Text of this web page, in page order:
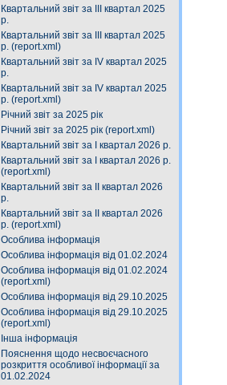
Квартальний звіт за ІIІ квартал 2025
р.
Квартальний звіт за ІІІ квартал 2025
р. (report.xml)
Квартальний звіт за ІV квартал 2025
р.
Квартальний звіт за ІV квартал 2025
р. (report.xml)
Річний звіт за 2025 рік
Річний звіт за 2025 рік (report.xml)
Квартальний звіт за І квартал 2026 р.
Квартальний звіт за І квартал 2026 р.
(report.xml)
Квартальний звіт за ІІ квартал 2026
р.
Квартальний звіт за ІІ квартал 2026
р. (report.xml)
Особлива інформація
Особлива інформація від 01.02.2024
Особлива інформація від 01.02.2024
(report.xml)
Особлива інформація від 29.10.2025
Особлива інформація від 29.10.2025
(report.xml)
Інша інформація
Пояснення щодо несвоєчасного
розкриття особливої інформації за
01.02.2024